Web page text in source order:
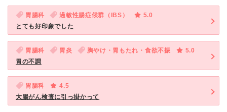
胃腸科 過敏性腸症候群（IBS）
5.0
とても好印象でした
胃腸科 胃炎 胸やけ・胃もたれ・食欲不振
5.0
胃の不調
胃腸科
4.5
大腸がん検査に引っ掛かって